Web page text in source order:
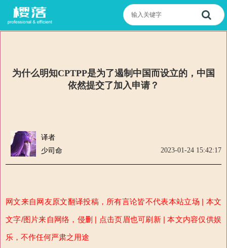
为什么明知CPTPP是为了遏制中国而设立的，中国
依然提交了加入申请？
译者
少司命
2023-01-24 15:42:17
网文来自网友原文翻译投稿，所有言论皆不代表本站立场 | 本文
文字/图片来自网络，侵删 | 点击页眉也可刷新 | 本文内容仅供娱
乐，不作任何严肃之用途